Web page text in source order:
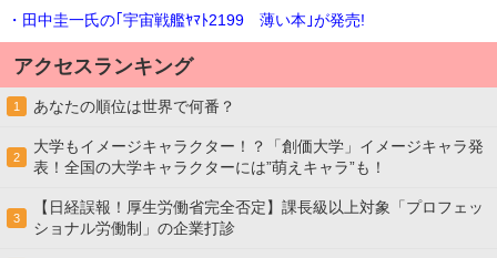
・田中圭一氏の｢宇宙戦艦ﾔﾏﾄ2199 薄い本｣が発売!
アクセスランキング
1 あなたの順位は世界で何番？
2
大学もイメージキャラクター！？「創価大学」イメージキャラ発
表！全国の大学キャラクターには”萌えキャラ”も！
3
【日経誤報！厚生労働省完全否定】課長級以上対象「プロフェッ
ショナル労働制」の企業打診